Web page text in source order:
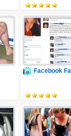
Facebook